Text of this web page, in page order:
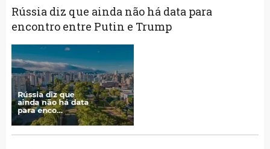
Rússia diz que ainda não há data para
encontro entre Putin e Trump